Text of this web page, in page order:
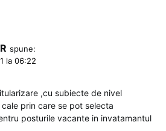
spune:
la 06:22
,cu subiecte de nivel
prin care se pot selecta
posturile vacante in invatamantul